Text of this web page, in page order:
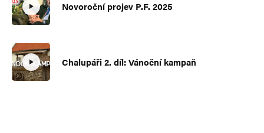
Novoroční projev P.F. 2025
Chalupáři 2. díl: Vánoční kampaň